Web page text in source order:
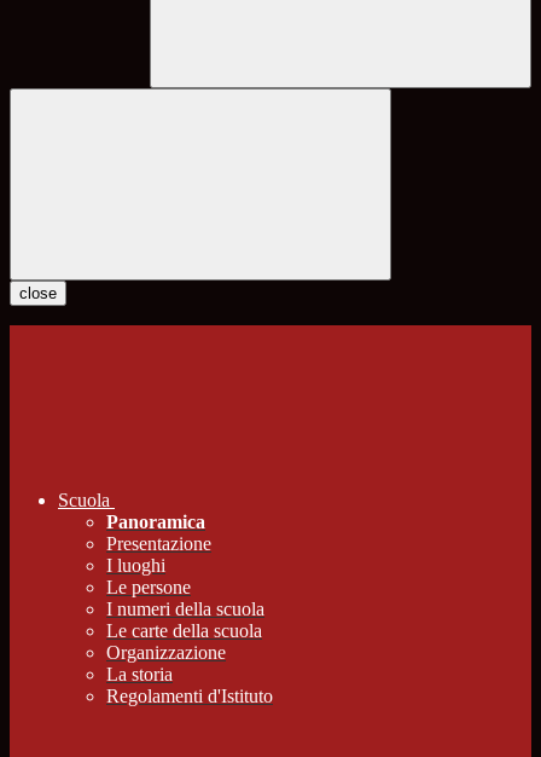
close
Scuola
Panoramica
Presentazione
I luoghi
Le persone
I numeri della scuola
Le carte della scuola
Organizzazione
La storia
Regolamenti d'Istituto